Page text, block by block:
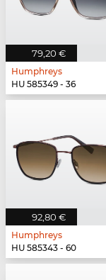
79,20 €
Humphreys
HU 585349 - 36
92,80 €
Humphreys
HU 585343 - 60